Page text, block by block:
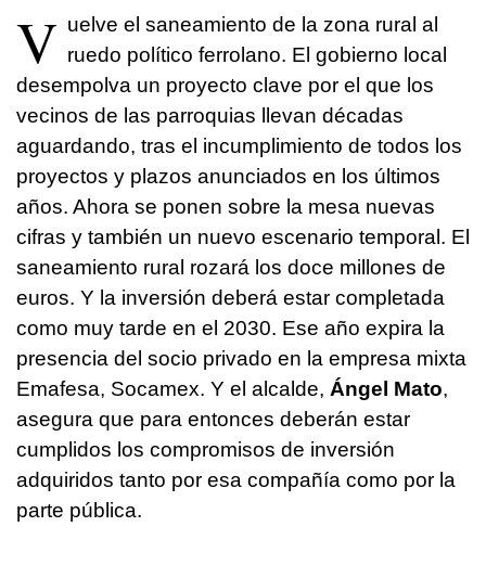
V uelve el saneamiento de la zona rural al
ruedo político ferrolano. El gobierno local
desempolva un proyecto clave por el que los
vecinos de las parroquias llevan décadas
aguardando, tras el incumplimiento de todos los
proyectos y plazos anunciados en los últimos
años. Ahora se ponen sobre la mesa nuevas
cifras y también un nuevo escenario temporal. El
saneamiento rural rozará los doce millones de
euros. Y la inversión deberá estar completada
como muy tarde en el 2030. Ese año expira la
presencia del socio privado en la empresa mixta
Emafesa, Socamex. Y el alcalde, Ángel Mato,
asegura que para entonces deberán estar
cumplidos los compromisos de inversión
adquiridos tanto por esa compañía como por la
parte pública.